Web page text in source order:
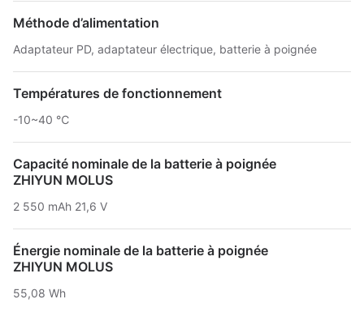
Méthode d’alimentation
Adaptateur PD, adaptateur électrique, batterie à poignée
Températures de fonctionnement
-10~40 ℃
Capacité nominale de la batterie à poignée
ZHIYUN MOLUS
2 550 mAh 21,6 V
Énergie nominale de la batterie à poignée
ZHIYUN MOLUS
55,08 Wh